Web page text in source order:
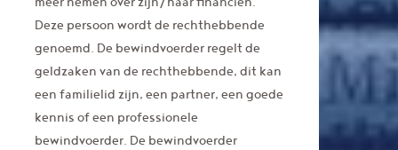
Deze persoon wordt de rechthebbende
genoemd. De bewindvoerder regelt de
geldzaken van de rechthebbende, dit kan
een familielid zijn, een partner, een goede
kennis of een professionele
bewindvoerder. De bewindvoerder